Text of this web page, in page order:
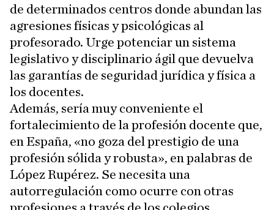
de determinados centros donde abundan las
agresiones físicas y psicológicas al
profesorado. Urge potenciar un sistema
legislativo y disciplinario ágil que devuelva
las garantías de seguridad jurídica y física a
los docentes.
Además, sería muy conveniente el
fortalecimiento de la profesión docente que,
en España, «no goza del prestigio de una
profesión sólida y robusta», en palabras de
López Rupérez. Se necesita una
autorregulación como ocurre con otras